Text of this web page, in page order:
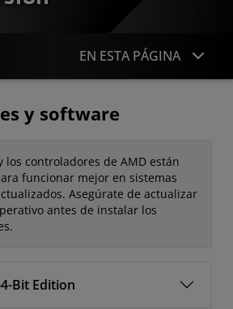
EN ESTA PÁGINA
Contacto
y software
los controladores de AMD están
funcionar mejor en sistemas
Asegúrate de actualizar
antes de instalar los
Bit Edition